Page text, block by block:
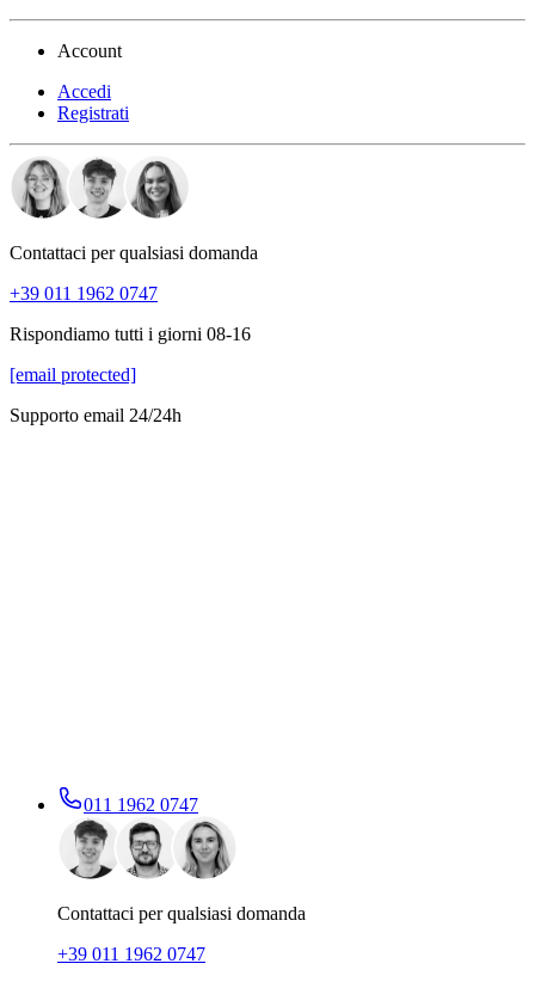
Account
Accedi
Registrati
Contattaci per qualsiasi domanda
+39 011 1962 0747
Rispondiamo tutti i giorni 08-16
[email protected]
Supporto email 24/24h
011 1962 0747
Contattaci per qualsiasi domanda
+39 011 1962 0747